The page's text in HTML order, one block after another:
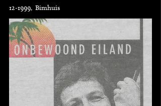
12-1999, Bimhuis